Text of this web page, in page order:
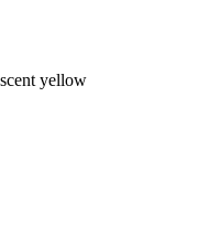
yellow